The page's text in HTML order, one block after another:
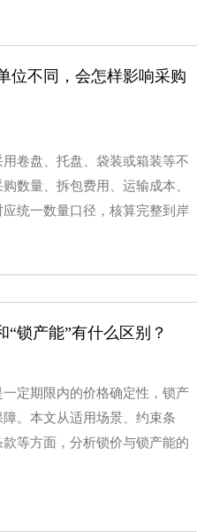
位不同，会怎样影响采购
卷盘、托盘、袋装或箱装等不
数量、拆包费用、运输成本、
统一数量口径，核算完整到岸
“锁产能”有什么区别？
定期限内的价格确定性，锁产
。本文从适用场景、约束条
等方面，分析锁价与锁产能的